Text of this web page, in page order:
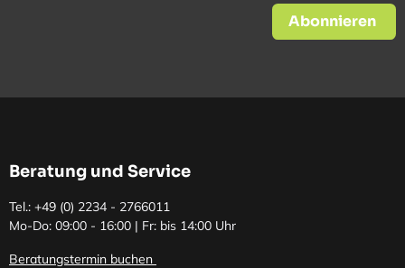
Abonnieren
Beratung und Service
Tel.: +49 (0) 2234 - 2766011
Mo-Do: 09:00 - 16:00 | Fr: bis 14:00 Uhr
Beratungstermin buchen